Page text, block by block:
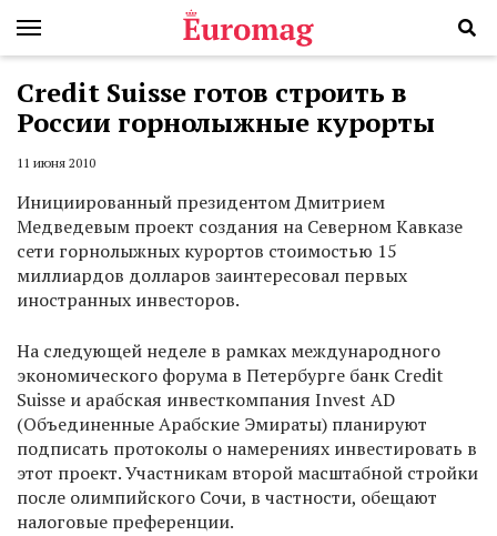
Credit Suisse готов строить в
России горнолыжные курорты
11 июня 2010
Инициированный президентом Дмитрием
Медведевым проект создания на Северном Кавказе
сети горнолыжных курортов стоимостью 15
миллиардов долларов заинтересовал первых
иностранных инвесторов.
На следующей неделе в рамках международного
экономического форума в Петербурге банк Credit
Suisse и арабская инвесткомпания Invest AD
(Объединенные Арабские Эмираты) планируют
подписать протоколы о намерениях инвестировать в
этот проект. Участникам второй масштабной стройки
после олимпийского Сочи, в частности, обещают
налоговые преференции.